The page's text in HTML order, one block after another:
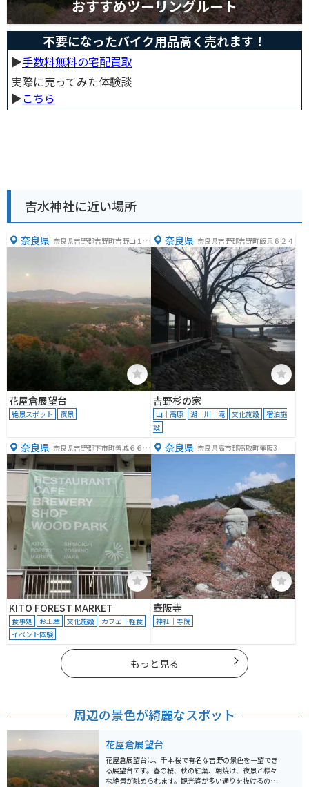
おすすめツーリングルート
不要になったバイク用品高く売れます！
▶︎手数料無料の宅配買取
実際に売ってみた体験談
▶︎こちら
吉水神社に近い場所
奈良県 奈良県吉野郡吉野町吉野山１７
花屋倉展望台
絶景スポット 夜景
奈良県 奈良県吉野郡吉野町飯貝６２４
吉野杉の家
山｜高原 湖｜川｜滝 文化施設
宿泊施
設
奈良県 奈良県吉野郡下市町善城６６４
KITO FOREST MARKET
食事処 お土産 文化施設
カフェ｜軽食
イベント体験
奈良県 奈良県高市郡高取町壷阪3
壺阪寺
神社｜寺院
もっと見る
周辺の景色が綺麗なスポット
花屋倉展望台
花屋倉展望台は、千本桜で有名な吉野の景色を一望でき
る展望台です。春の桜、秋の紅葉、朝焼け、夜景と様々
な絶景が眺められます。観光客が多い通りを抜けるの